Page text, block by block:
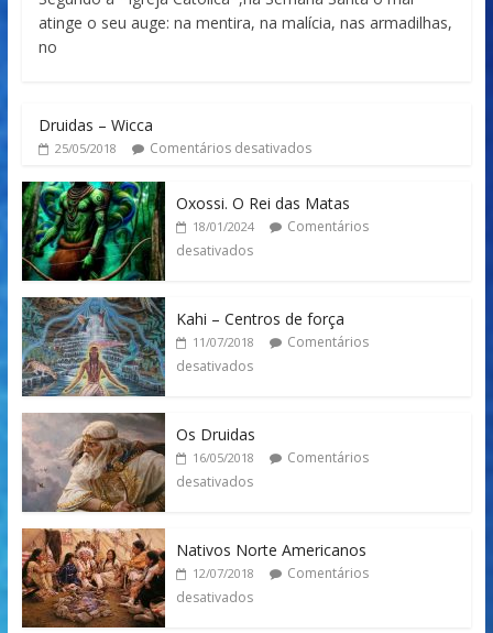
atinge o seu auge: na mentira, na malícia, nas armadilhas,
no
Druidas – Wicca
25/05/2018 Comentários desativados
Oxossi. O Rei das Matas
18/01/2024
Comentários
desativados
Kahi – Centros de força
11/07/2018
Comentários
desativados
Os Druidas
16/05/2018
Comentários
desativados
Nativos Norte Americanos
12/07/2018
Comentários
desativados